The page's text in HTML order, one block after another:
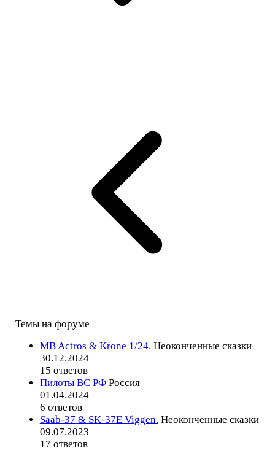
Темы на форуме
MB Actros & Krone 1/24. Неоконченные сказки
30.12.2024
15 ответов
Пилоты ВС РФ Россия
01.04.2024
6 ответов
Saab-37 & SK-37E Viggen. Неоконченные сказки
09.07.2023
17 ответов